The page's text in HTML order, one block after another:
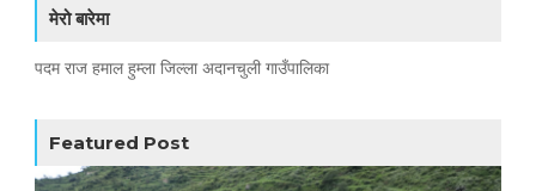
मेरो बारेमा
पदम राज हमाल हुम्ला जिल्ला अदानचुली गाउँपालिका
Featured Post